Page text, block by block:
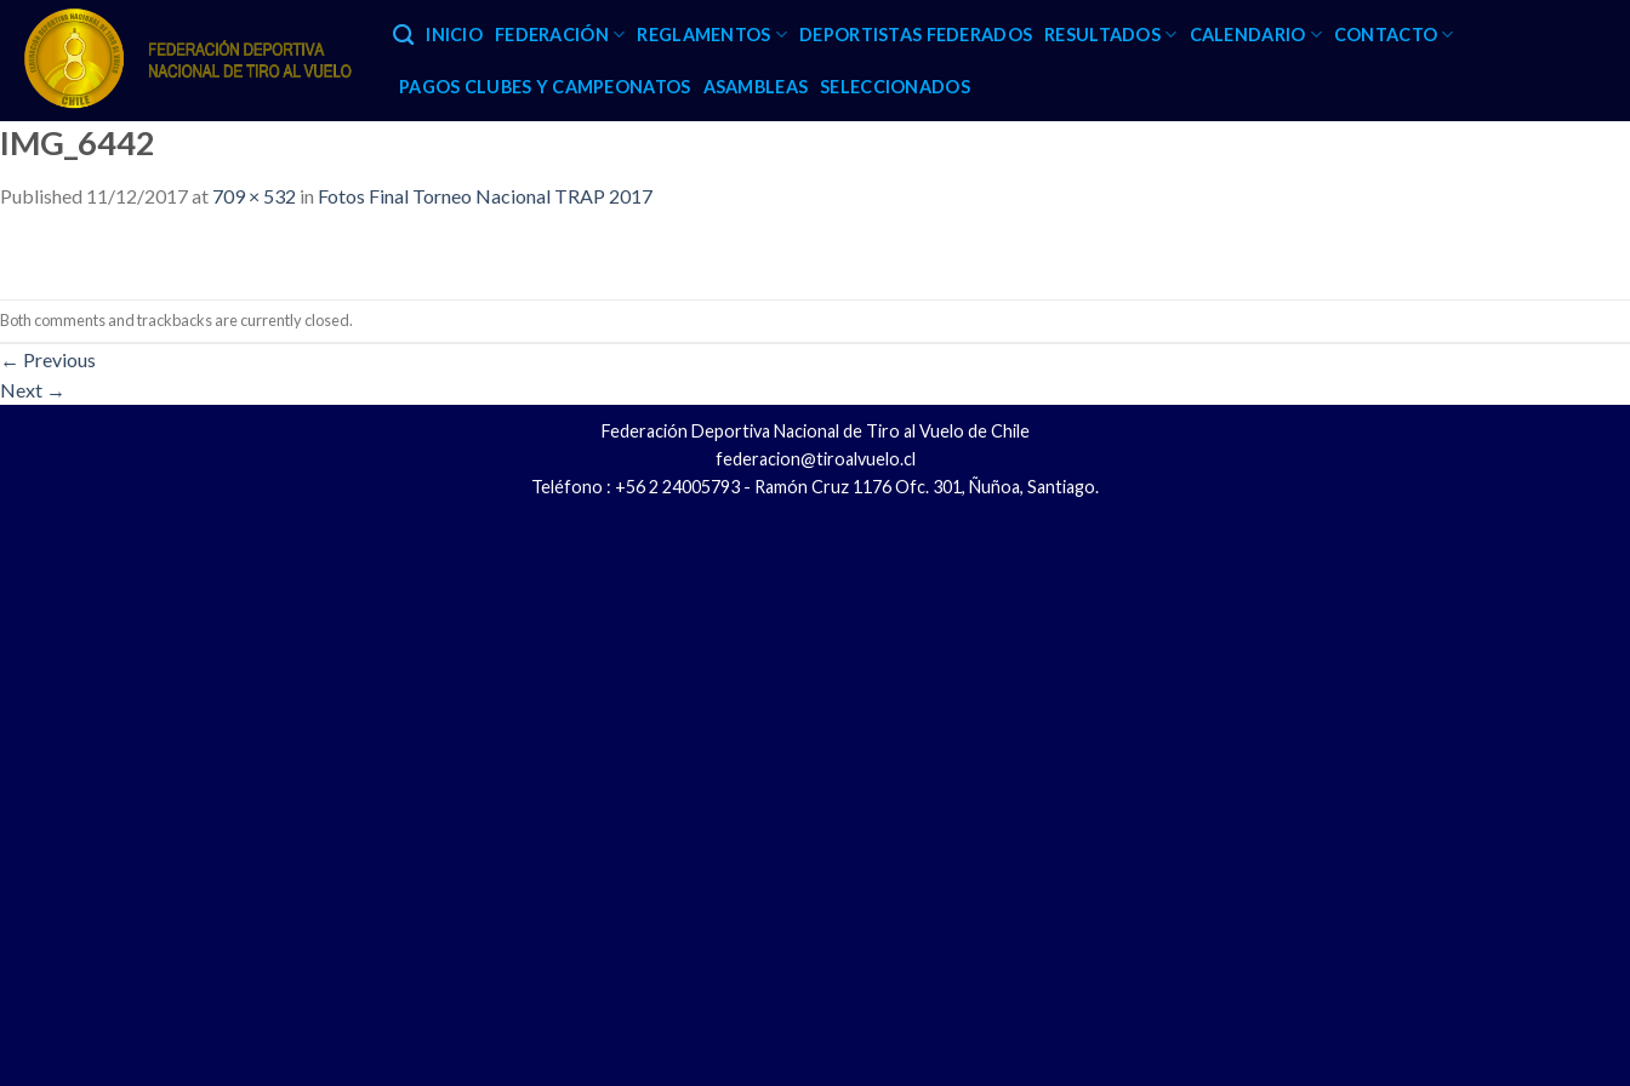
content
INICIO FEDERACIÓN REGLAMENTOS DEPORTISTAS FEDERADOS RESULTADOS CALENDARIO CONTACTO
PAGOS CLUBES Y CAMPEONATOS ASAMBLEAS SELECCIONADOS
IMG_6442
Published 11/12/2017at 709 × 532 in Fotos Final Torneo Nacional TRAP 2017
Both comments and trackbacks are currently closed.
← Previous
Next →
Federación Deportiva Nacional de Tiro al Vuelo de Chile
federacion@tiroalvuelo.cl
Teléfono : +56 2 24005793 - Ramón Cruz 1176 Ofc. 301, Ñuñoa, Santiago.